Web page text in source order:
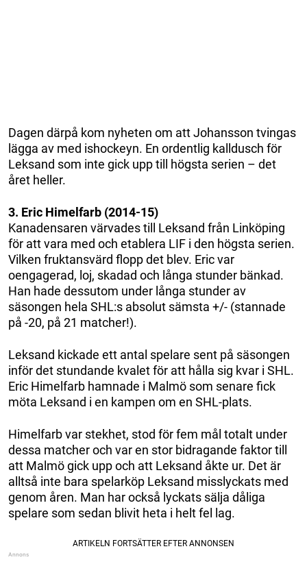
Dagen därpå kom nyheten om att Johansson tvingas
lägga av med ishockeyn. En ordentlig kalldusch för
Leksand som inte gick upp till högsta serien – det
året heller.
3. Eric Himelfarb (2014-15)
Kanadensaren värvades till Leksand från Linköping
för att vara med och etablera LIF i den högsta serien.
Vilken fruktansvärd flopp det blev. Eric var
oengagerad, loj, skadad och långa stunder bänkad.
Han hade dessutom under långa stunder av
säsongen hela SHL:s absolut sämsta +/- (stannade
på -20, på 21 matcher!).
Leksand kickade ett antal spelare sent på säsongen
inför det stundande kvalet för att hålla sig kvar i SHL.
Eric Himelfarb hamnade i Malmö som senare fick
möta Leksand i en kampen om en SHL-plats.
Himelfarb var stekhet, stod för fem mål totalt under
dessa matcher och var en stor bidragande faktor till
att Malmö gick upp och att Leksand åkte ur. Det är
alltså inte bara spelarköp Leksand misslyckats med
genom åren. Man har också lyckats sälja dåliga
spelare som sedan blivit heta i helt fel lag.